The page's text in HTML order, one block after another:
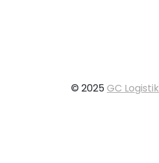
© 2025GC Logistik